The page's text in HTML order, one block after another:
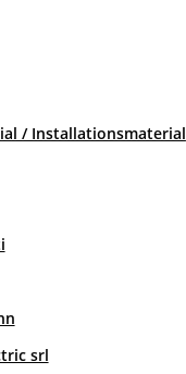
/ Installationsmaterial
srl